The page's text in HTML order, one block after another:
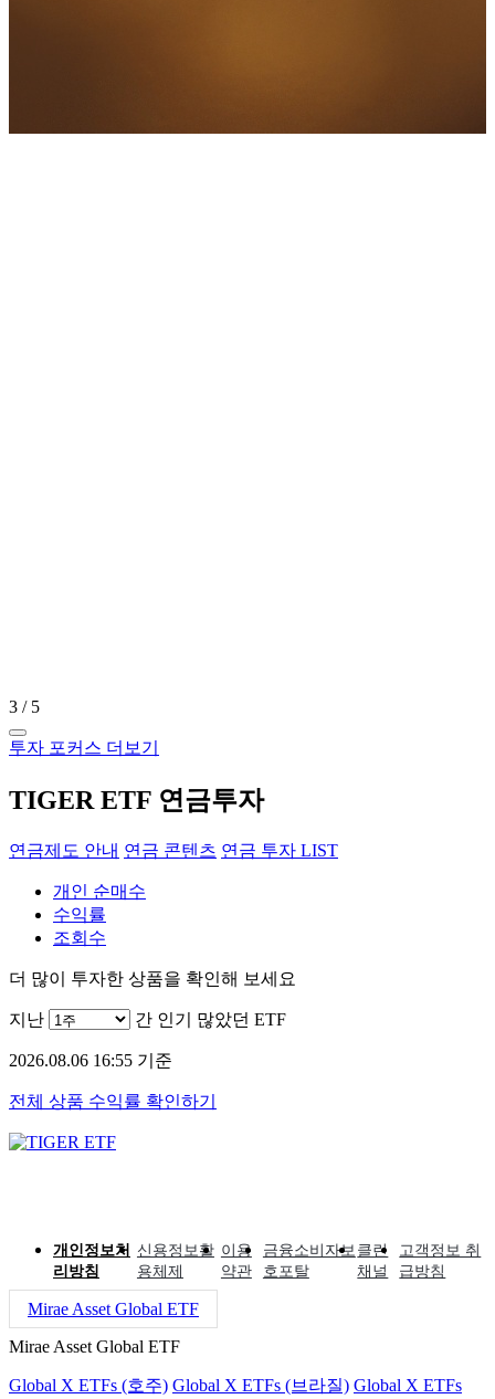
4 / 5
투자 포커스 더보기
TIGER ETF 연금투자
연금제도 안내 연금 콘텐츠 연금 투자 LIST
개인 순매수
수익률
조회수
더 많이 투자한 상품을 확인해 보세요
지난 간 인기 많았던 ETF
2026.08.06 16:55 기준
전체 상품 수익률 확인하기
개인정보처
리방침
신용정보활
용체제
이용
약관
금융소비자보
호포탈
클린
채널
고객정보 취
급방침
Mirae Asset Global ETF
Mirae Asset Global ETF
Global X ETFs (호주) Global X ETFs (브라질) Global X ETFs